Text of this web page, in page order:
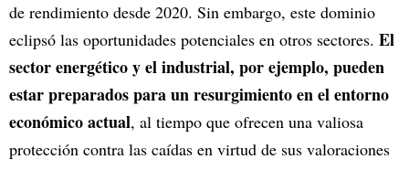
de rendimiento desde 2020. Sin embargo, este dominio
eclipsó las oportunidades potenciales en otros sectores. El
sector energético y el industrial, por ejemplo, pueden
estar preparados para un resurgimiento en el entorno
económico actual, al tiempo que ofrecen una valiosa
protección contra las caídas en virtud de sus valoraciones